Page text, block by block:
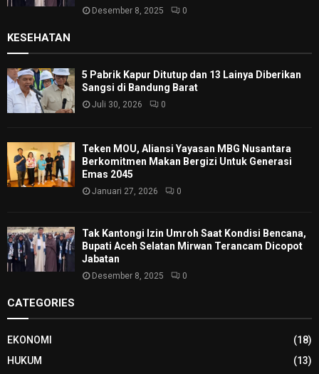
Desember 8, 2025 0
KESEHATAN
5 Pabrik Kapur Ditutup dan 13 Lainya Diberikan
Sangsi di Bandung Barat
Juli 30, 2026 0
Teken MOU, Aliansi Yayasan MBG Nusantara
Berkomitmen Makan Bergizi Untuk Generasi
Emas 2045
Januari 27, 2026 0
Tak Kantongi Izin Umroh Saat Kondisi Bencana,
Bupati Aceh Selatan Mirwan Terancam Dicopot
Jabatan
Desember 8, 2025 0
CATEGORIES
EKONOMI
(18)
HUKUM
(13)